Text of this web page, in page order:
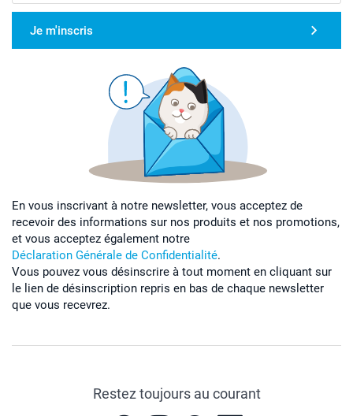
Je m'inscris
En vous inscrivant à notre newsletter, vous acceptez de
recevoir des informations sur nos produits et nos promotions,
et vous acceptez également notre
Déclaration Générale de Confidentialité.
Vous pouvez vous désinscrire à tout moment en cliquant sur
le lien de désinscription repris en bas de chaque newsletter
que vous recevrez.
Restez toujours au courant